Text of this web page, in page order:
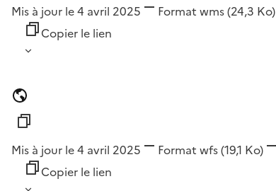
Mis à jour le 4 avril 2025 Format wms(24,3 Ko)
Copier le lien
Mis à jour le 4 avril 2025 Format wfs(19,1 Ko)
Copier le lien